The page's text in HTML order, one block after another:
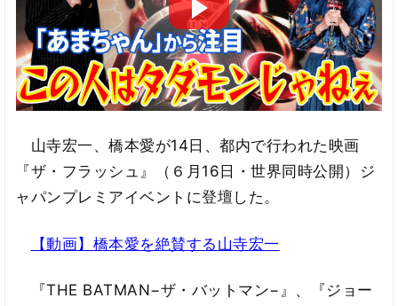
山寺宏一、橋本愛が14日、都内で行われた映画
『ザ・フラッシュ』（６月16日・世界同時公開）ジ
ャパンプレミアイベントに登壇した。
【動画】橋本愛を絶賛する山寺宏一
『THE BATMAN−ザ・バットマン−』、『ジョー